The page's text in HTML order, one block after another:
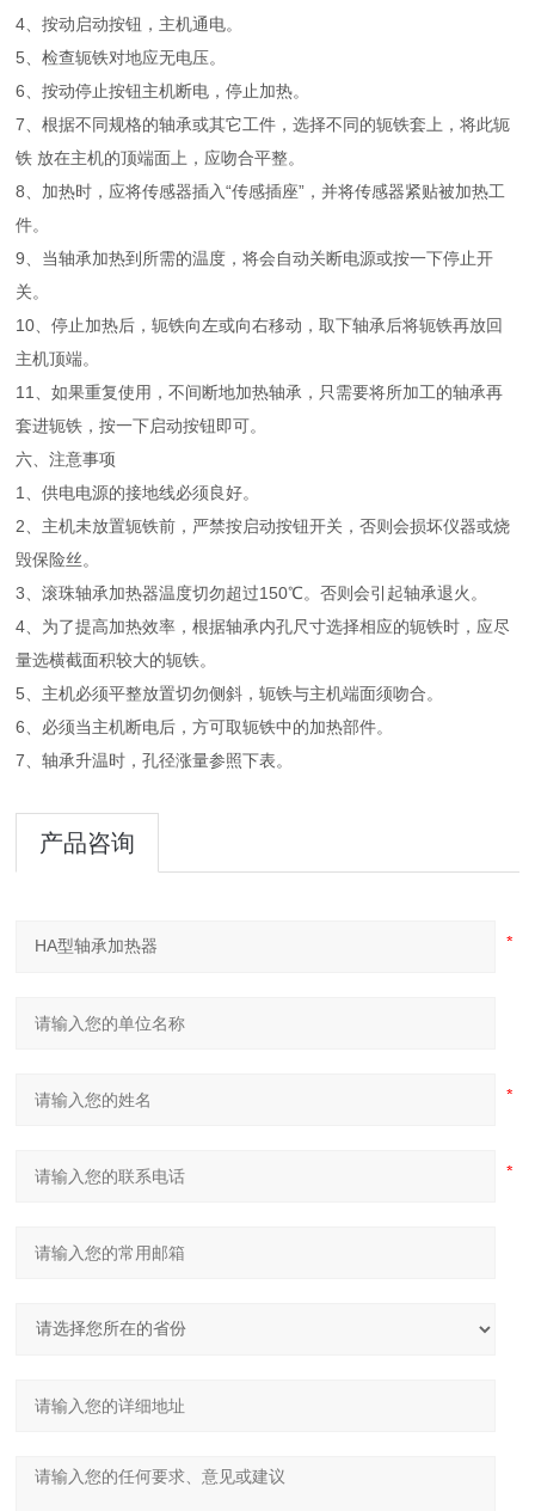
4、按动启动按钮，主机通电。
5、检查轭铁对地应无电压。
6、按动停止按钮主机断电，停止加热。
7、根据不同规格的轴承或其它工件，选择不同的轭铁套上，将此轭
铁 放在主机的顶端面上，应吻合平整。
8、加热时，应将传感器插入“传感插座”，并将传感器紧贴被加热工
件。
9、当轴承加热到所需的温度，将会自动关断电源或按一下停止开
关。
10、停止加热后，轭铁向左或向右移动，取下轴承后将轭铁再放回
主机顶端。
11、如果重复使用，不间断地加热轴承，只需要将所加工的轴承再
套进轭铁，按一下启动按钮即可。
六、注意事项
1、供电电源的接地线必须良好。
2、主机未放置轭铁前，严禁按启动按钮开关，否则会损坏仪器或烧
毁保险丝。
3、滚珠轴承加热器温度切勿超过150℃。否则会引起轴承退火。
4、为了提高加热效率，根据轴承内孔尺寸选择相应的轭铁时，应尽
量选横截面积较大的轭铁。
5、主机必须平整放置切勿侧斜，轭铁与主机端面须吻合。
6、必须当主机断电后，方可取轭铁中的加热部件。
7、轴承升温时，孔径涨量参照下表。
产品咨询